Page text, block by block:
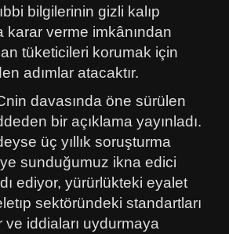
bilgilerinin gizli kalıp
karar verme imkânından
tüketicileri korumak için
adımlar atacaktır.
davasında öne sürülen
bir açıklama yayınladı.
üç yıllık soruşturma
sunduğumuz ikna edici
ediyor, yürürlükteki eyalet
sektöründeki standartları
ve iddiaları uydurmaya